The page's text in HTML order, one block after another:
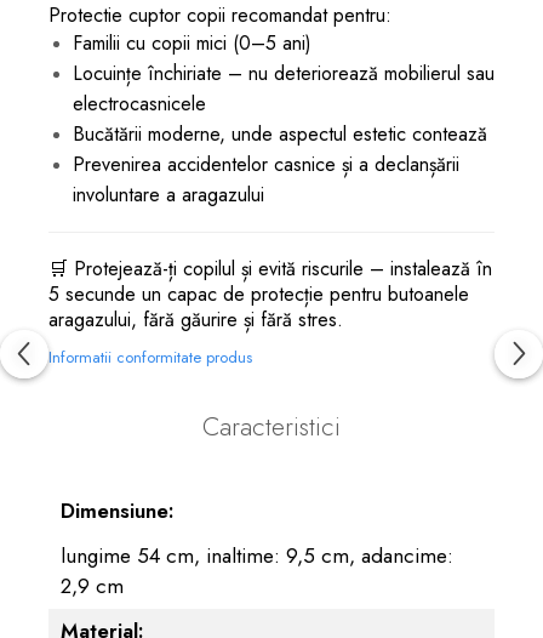
Protectie cuptor copii recomandat pentru:
Familii cu copii mici (0–5 ani)
Locuințe închiriate – nu deteriorează mobilierul sau
electrocasnicele
Bucătării moderne, unde aspectul estetic contează
Prevenirea accidentelor casnice și a declanșării
involuntare a aragazului
🛒 Protejează-ți copilul și evită riscurile – instalează în
5 secunde un capac de protecție pentru butoanele
aragazului, fără găurire și fără stres.
Informatii conformitate produs
Caracteristici
Dimensiune:
lungime 54 cm, inaltime: 9,5 cm, adancime:
2,9 cm
Material: